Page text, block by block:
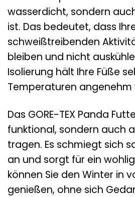
wasserdicht, sondern
ist. Das bedeutet, dass
schweißtreibenden
bleiben und nicht
Isolierung hält Ihre Füße
Temperaturen angenehm
Das GORE-TEX Panda
funktional, sondern auch
tragen. Es schmiegt sich
an und sorgt für ein
können Sie den Winter in
genießen, ohne sich